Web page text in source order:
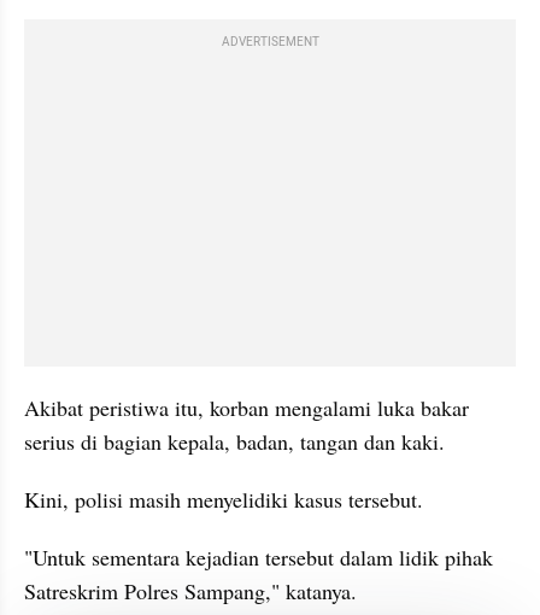
ADVERTISEMENT
Akibat peristiwa itu, korban mengalami luka bakar
serius di bagian kepala, badan, tangan dan kaki.
Kini, polisi masih menyelidiki kasus tersebut.
"Untuk sementara kejadian tersebut dalam lidik pihak
Satreskrim Polres Sampang," katanya.